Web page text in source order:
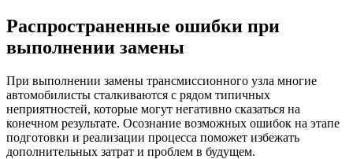
Распространенные ошибки при
выполнении замены
При выполнении замены трансмиссионного узла многие
автомобилисты сталкиваются с рядом типичных
неприятностей, которые могут негативно сказаться на
конечном результате. Осознание возможных ошибок на этапе
подготовки и реализации процесса поможет избежать
дополнительных затрат и проблем в будущем.